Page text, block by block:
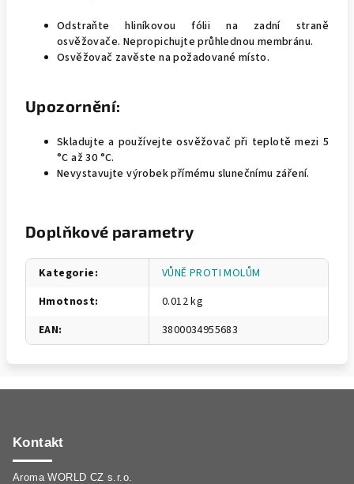
Odstraňte hliníkovou fólii na zadní straně
osvěžovače. Nepropichujte průhlednou membránu.
Osvěžovač zavěste na požadované místo.
Upozornění:
Skladujte a používejte osvěžovač při teplotě mezi 5
°C až 30 °C.
Nevystavujte výrobek přímému slunečnímu záření.
Doplňkové parametry
Kategorie:
VŮNĚ PROTI MOLŮM
Hmotnost:
0.012 kg
EAN: 3800034955683
Kontakt
Aroma WORLD CZ s.r.o.